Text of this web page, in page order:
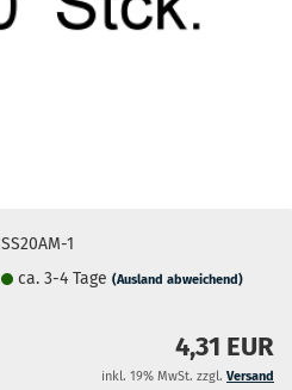
SS20AM-1
ca. 3-4 Tage(Ausland abweichend)
4,31 EUR
inkl. 19% MwSt. zzgl. Versand